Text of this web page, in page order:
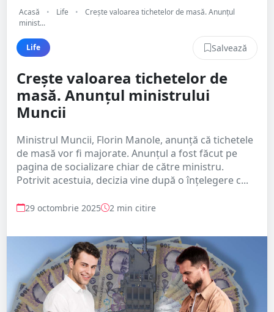
Acasă • Life •
Crește valoarea tichetelor de masă. Anunțul
minist...
Life Salvează
Crește valoarea tichetelor de
masă. Anunțul ministrului
Muncii
Ministrul Muncii, Florin Manole, anunță că tichetele
de masă vor fi majorate. Anunțul a fost făcut pe
pagina de socializare chiar de către ministru.
Potrivit acestuia, decizia vine după o înțelegere c...
29 octombrie 2025 2 min citire